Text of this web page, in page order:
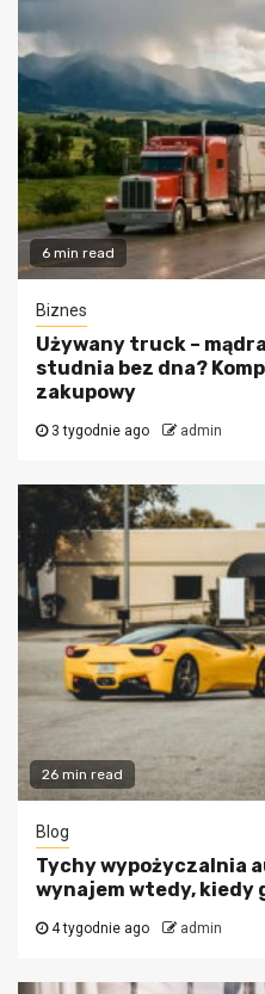
6 min read
Biznes
Używany truck –
studnia bez dna?
zakupowy
3 tygodnie ago admin
26 min read
Blog
Tychy wypożyczalnia
wynajem wtedy, kiedy
4 tygodnie ago admin